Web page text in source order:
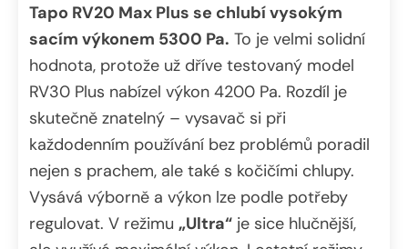
Tapo RV20 Max Plus se chlubí vysokým
sacím výkonem 5300 Pa. To je velmi solidní
hodnota, protože už dříve testovaný model
RV30 Plus nabízel výkon 4200 Pa. Rozdíl je
skutečně znatelný – vysavač si při
každodenním používání bez problémů poradil
nejen s prachem, ale také s kočičími chlupy.
Vysává výborně a výkon lze podle potřeby
regulovat. V režimu „Ultra“ je sice hlučnější,